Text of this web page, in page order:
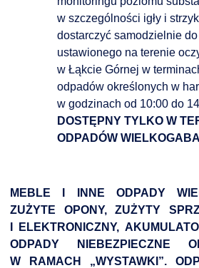
w szczególności igły i
dostarczyć samodzielnie
ustawionego na terenie
w Łąkcie Górnej w
odpadów określonych w
w godzinach od 10:00 do
DOSTĘPNY TYLKO W
ODPADÓW
MEBLE I INNE ODPADY
ZUŻYTE OPONY, ZUŻYTY
I ELEKTRONICZNY,
ODPADY NIEBEZPIECZNE
W RAMACH „WYSTAWKI”.